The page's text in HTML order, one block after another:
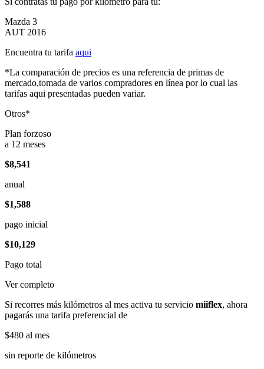
Mazda 3
AUT 2016
Encuentra tu tarifa aqui
*La comparación de precios es una referencia de primas de
mercado,tomada de varios compradores en línea por lo cual las
tarifas aqui presentadas pueden variar.
Otros*
Plan forzoso
a 12 meses
$8,541
anual
$1,588
pago inicial
$10,129
Pago total
Ver completo
Si recorres más kilómetros al mes activa tu servicio miiflex, ahora
pagarás una tarifa preferencial de
$480 al mes
sin reporte de kilómetros